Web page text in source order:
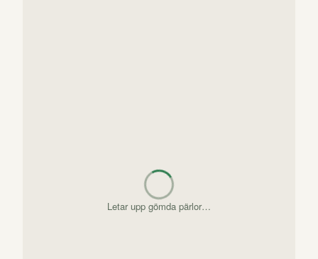
Letar upp gömda pärlor…